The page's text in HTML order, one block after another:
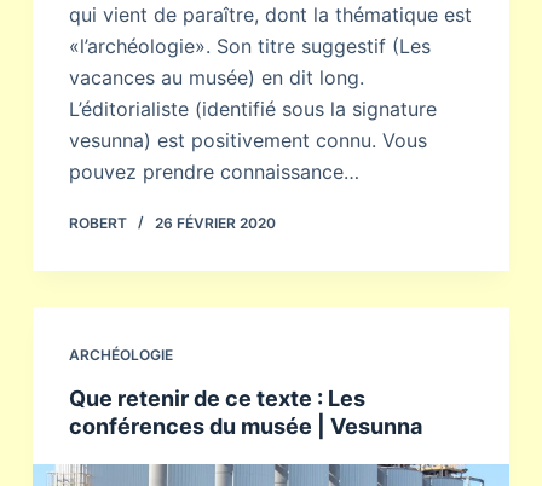
qui vient de paraître, dont la thématique est
«l’archéologie». Son titre suggestif (Les
vacances au musée) en dit long.
L’éditorialiste (identifié sous la signature
vesunna) est positivement connu. Vous
pouvez prendre connaissance…
ROBERT 26 FÉVRIER 2020
ARCHÉOLOGIE
Que retenir de ce texte : Les
conférences du musée | Vesunna